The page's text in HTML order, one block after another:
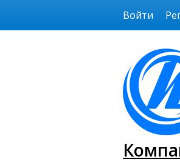
Размер
Войти